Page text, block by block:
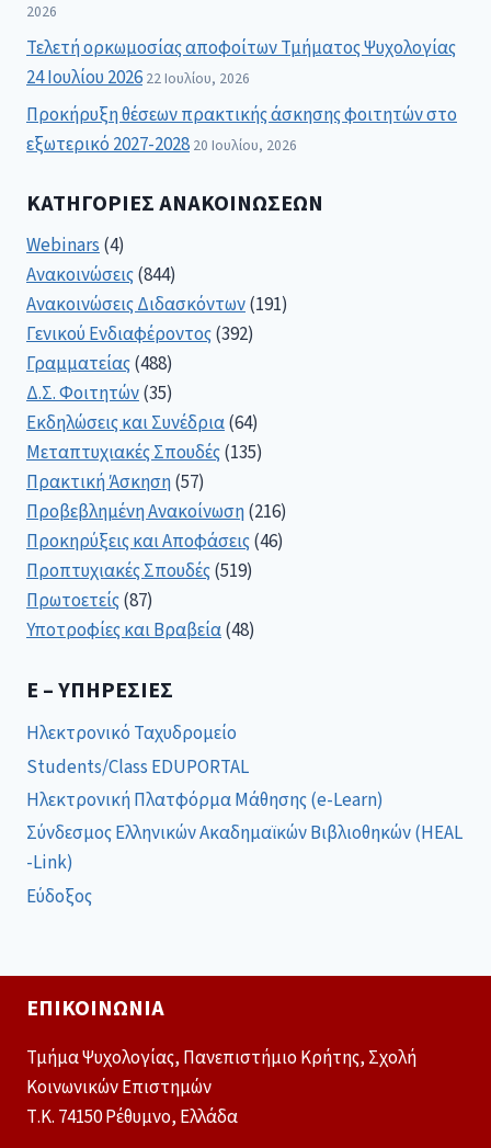
2026
Τελετή ορκωμοσίας αποφοίτων Τμήματος Ψυχολογίας
24 Ιουλίου 2026 22 Ιουλίου, 2026
Προκήρυξη θέσεων πρακτικής άσκησης φοιτητών στο
εξωτερικό 2027-2028 20 Ιουλίου, 2026
ΚΑΤΗΓΟΡΊΕΣ ΑΝΑΚΟΙΝΏΣΕΩΝ
Webinars(4)
Ανακοινώσεις(844)
Ανακοινώσεις Διδασκόντων(191)
Γενικού Ενδιαφέροντος(392)
Γραμματείας(488)
Δ.Σ. Φοιτητών(35)
Εκδηλώσεις και Συνέδρια(64)
Μεταπτυχιακές Σπουδές(135)
Πρακτική Άσκηση(57)
Προβεβλημένη Ανακοίνωση(216)
Προκηρύξεις και Αποφάσεις(46)
Προπτυχιακές Σπουδές(519)
Πρωτοετείς(87)
Υποτροφίες και Βραβεία(48)
E – ΥΠΗΡΕΣΊΕΣ
Ηλεκτρονικό Ταχυδρομείο
Students/Class EDUPORTAL
Ηλεκτρονική Πλατφόρμα Μάθησης (e-Learn)
Σύνδεσμος Ελληνικών Ακαδημαϊκών Βιβλιοθηκών (HEAL
-Link)
Εύδοξος
ΕΠΙΚΟΙΝΩΝΊΑ
Τμήμα Ψυχολογίας, Πανεπιστήμιο Κρήτης, Σχολή
Κοινωνικών Επιστημών
Τ.Κ. 74150 Ρέθυμνο, Ελλάδα